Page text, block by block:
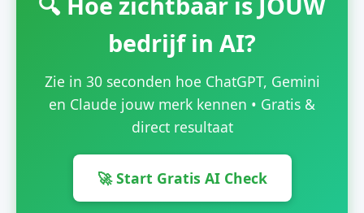
bedrijf in AI?
Zie in 30 seconden hoe ChatGPT, Gemini
en Claude jouw merk kennen • Gratis &
direct resultaat
🚀 Start Gratis AI Check